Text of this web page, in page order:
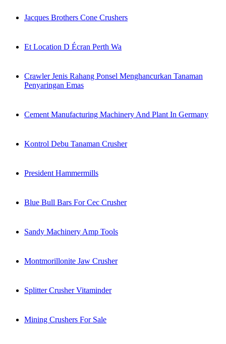
Jacques Brothers Cone Crushers
Et Location D Écran Perth Wa
Crawler Jenis Rahang Ponsel Menghancurkan Tanaman
Penyaringan Emas
Cement Manufacturing Machinery And Plant In Germany
Kontrol Debu Tanaman Crusher
President Hammermills
Blue Bull Bars For Cec Crusher
Sandy Machinery Amp Tools
Montmorillonite Jaw Crusher
Splitter Crusher Vitaminder
Mining Crushers For Sale